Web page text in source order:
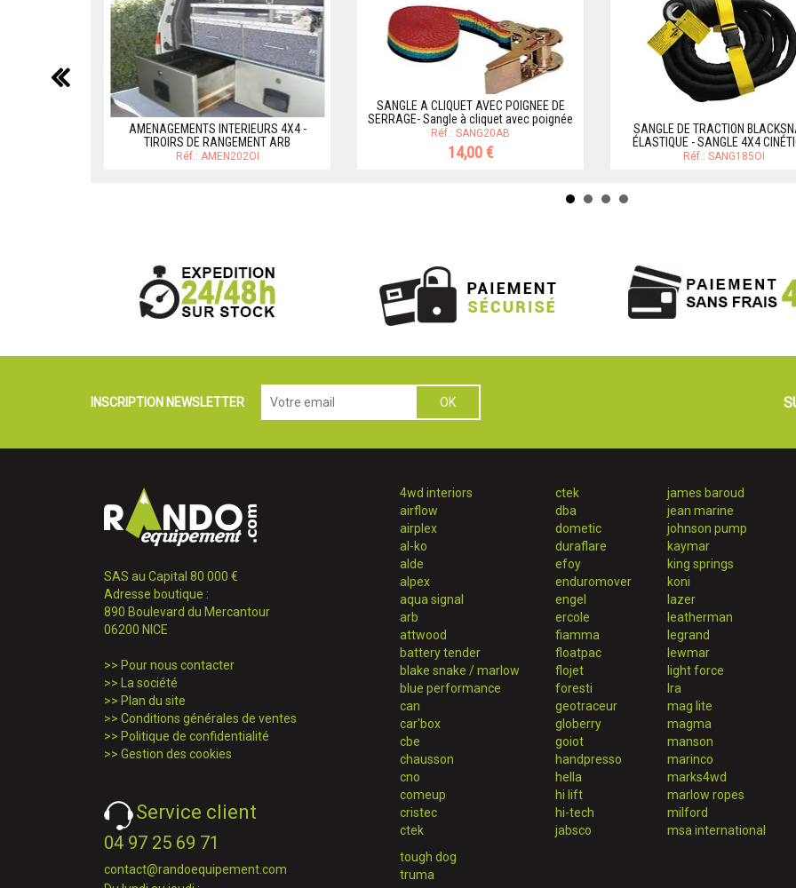
AMENAGEMENTS INTERIEURS 4X4 -
TIROIRS DE RANGEMENT ARB
Réf.: AMEN202OI
SANGLE A CLIQUET AVEC POIGNEE DE
SERRAGE- Sangle à cliquet avec poignée
Réf.: SANG20AB
14,00 €
SANGLE DE TRACTION
ÉLASTIQUE - SANGLE 4X4
Réf.: SANG185OI
précédent
INSCRIPTION NEWSLETTER
SAS au Capital 80 000 €
Adresse boutique :
890 Boulevard du Mercantour
06200 NICE
>> Pour nous contacter
>>
La société
>> Plan du site
>> Conditions générales de ventes
>> Politique de confidentialité
>> Gestion des cookies
Service client
04 97 25 69 71
contact@randoequipement.com
4wd interiors
airflow
airplex
al-ko
alde
alpex
aqua signal
arb
attwood
battery tender
blake snake / marlow
blue performance
can
car'box
cbe
chausson
cno
comeup
cristec
ctek
ctek
dba
dometic
duraflare
efoy
enduromover
engel
ercole
fiamma
floatpac
flojet
foresti
geotraceur
globerry
goiot
handpresso
hella
hi lift
hi-tech
jabsco
james baroud
jean marine
johnson pump
kaymar
king springs
koni
lazer
leatherman
legrand
lewmar
light force
lra
mag lite
magma
manson
marinco
marks4wd
marlow ropes
milford
msa international
tough dog
truma